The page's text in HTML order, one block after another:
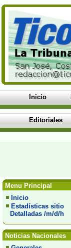
Inicio
Editoriales
Menu Principal
Inicio
Estadísticas sitio
Detalladas /m/d/h
Noticias Nacionales